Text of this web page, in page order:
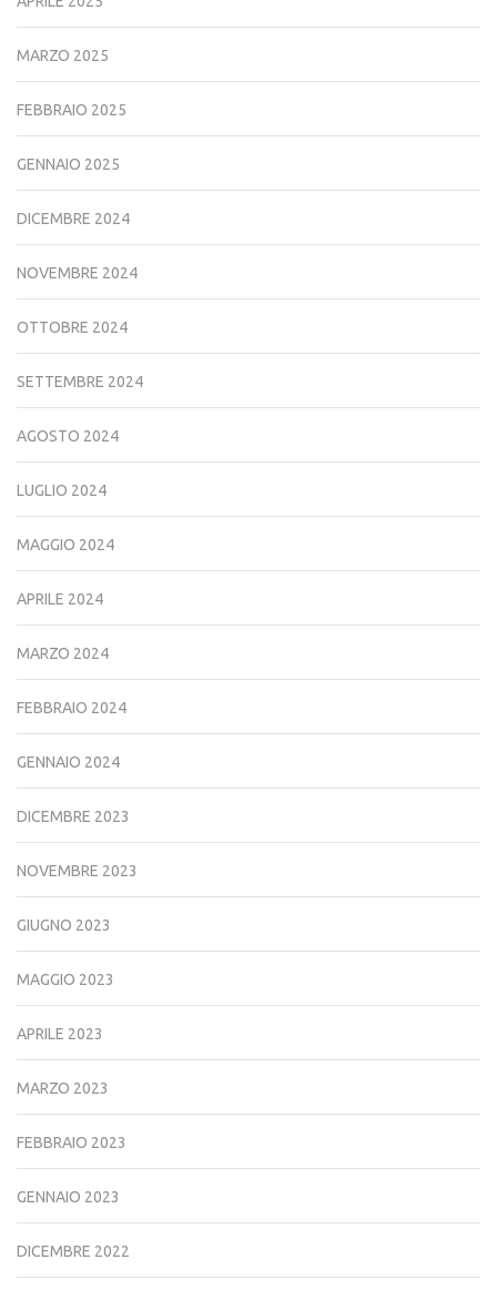
MARZO 2025
FEBBRAIO 2025
GENNAIO 2025
DICEMBRE 2024
NOVEMBRE 2024
OTTOBRE 2024
SETTEMBRE 2024
AGOSTO 2024
LUGLIO 2024
MAGGIO 2024
APRILE 2024
MARZO 2024
FEBBRAIO 2024
GENNAIO 2024
DICEMBRE 2023
NOVEMBRE 2023
GIUGNO 2023
MAGGIO 2023
APRILE 2023
MARZO 2023
FEBBRAIO 2023
GENNAIO 2023
DICEMBRE 2022